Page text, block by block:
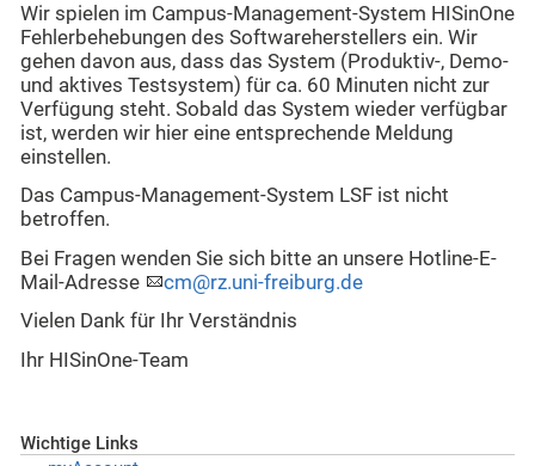
Wir spielen im Campus-Management-System HISinOne
Fehlerbehebungen des Softwareherstellers ein. Wir
gehen davon aus, dass das System (Produktiv-, Demo-
und aktives Testsystem) für ca. 60 Minuten nicht zur
Verfügung steht. Sobald das System wieder verfügbar
ist, werden wir hier eine entsprechende Meldung
einstellen.
Das Campus-Management-System LSF ist nicht
betroffen.
Bei Fragen wenden Sie sich bitte an unsere Hotline-E-
Mail-Adresse
cm@rz.uni-freiburg.de
Vielen Dank für Ihr Verständnis
Ihr HISinOne-Team
Wichtige Links